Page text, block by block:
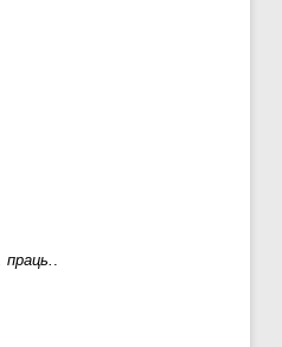
праць. .